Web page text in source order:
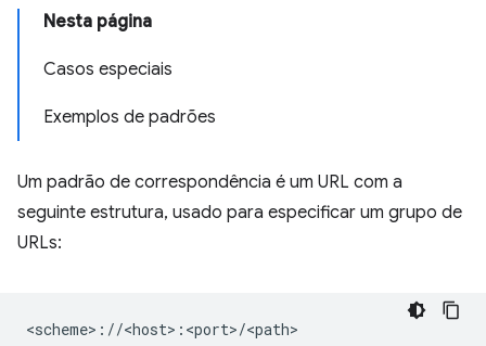
Nesta página
Casos especiais
Exemplos de padrões
Um padrão de correspondência é um URL com a
seguinte estrutura, usado para especificar um grupo de
URLs: